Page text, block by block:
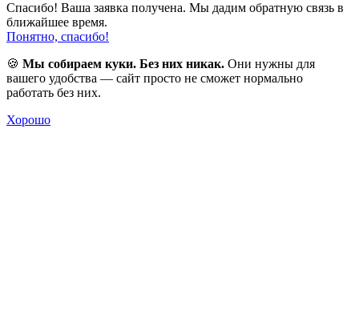
Спасибо! Ваша заявка получена. Мы дадим обратную связь в
ближайшее время.
Понятно, спасибо!
🍪 Мы собираем куки. Без них никак. Они нужны для
вашего удобства — сайт просто не сможет нормально
работать без них.
Хорошо